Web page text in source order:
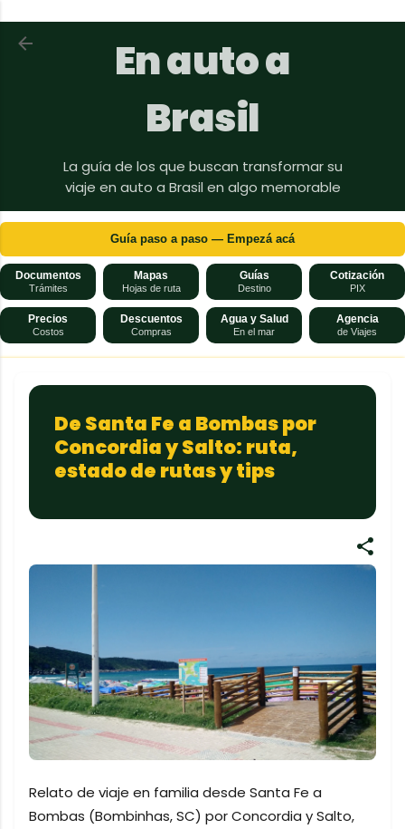
Ir al contenido principal
En auto a
Brasil
La guía de los que buscan transformar su
viaje en auto a Brasil en algo memorable
Guía paso a paso — Empezá acá
Documentos
Trámites
Mapas
Hojas de ruta
Guías
Destino
Cotización
PIX
Precios
Costos
Descuentos
Compras
Agua y Salud
En el mar
Agencia
de Viajes
De Santa Fe a Bombas por
Concordia y Salto: ruta,
estado de rutas y tips
Relato de viaje en familia desde Santa Fe a
Bombas (Bombinhas, SC) por Concordia y Salto,